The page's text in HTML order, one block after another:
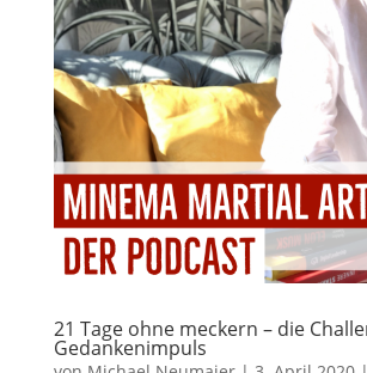
21 Tage ohne meckern – die
Gedankenimpuls